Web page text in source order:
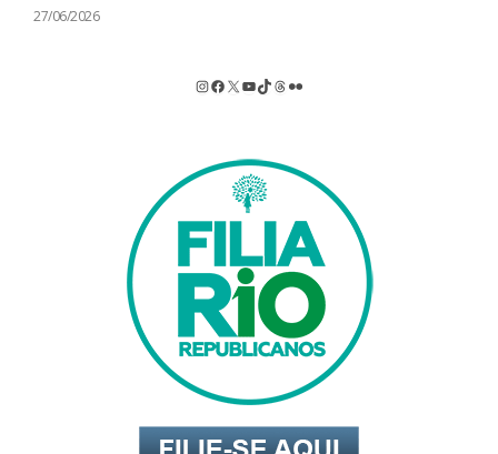
27/06/2026
Instagram
Facebook
X Youtube
TikTok
Threads
Flickr